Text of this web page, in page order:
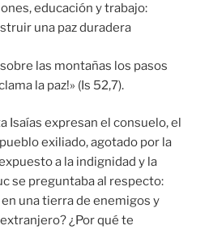
educación y trabajo:
una paz duradera
las montañas los pasos
la paz!» (Is 52,7).
Isaías expresan el consuelo, el
exiliado, agotado por la
a la indignidad y la
se preguntaba al respecto:
una tierra de enemigos y
¿Por qué te